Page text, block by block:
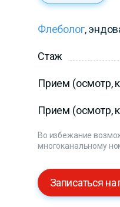
Флеболог,
Стаж
Прием (осмотр,
Прием (осмотр,
Во избежание
многоканальному
Записаться